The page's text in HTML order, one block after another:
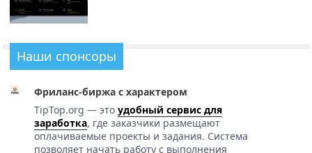
Наши спонсоры
Фриланс-биржа с характером
TipTop.org — это удобный сервис для
заработка, где заказчики размещают
оплачиваемые проекты и задания. Система
позволяет начать работу с выполнения